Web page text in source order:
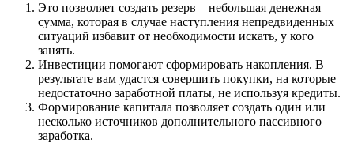
Это позволяет создать резерв – небольшая денежная
сумма, которая в случае наступления непредвиденных
ситуаций избавит от необходимости искать, у кого
занять.
Инвестиции помогают сформировать накопления. В
результате вам удастся совершить покупки, на которые
недостаточно заработной платы, не используя кредиты.
Формирование капитала позволяет создать один или
несколько источников дополнительного пассивного
заработка.